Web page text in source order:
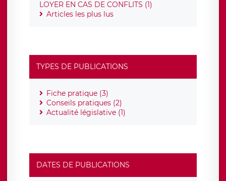
LOYER EN CAS DE CONFLITS (1)
Articles les plus lus
TYPES DE PUBLICATIONS
Fiche pratique (3)
Conseils pratiques (2)
Actualité législative (1)
DATES DE PUBLICATIONS